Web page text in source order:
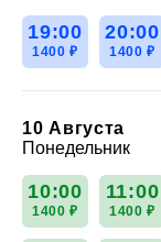
19:00
1400 ₽
20:00
1400 ₽
10 Августа
Понедельник
10:00
1400 ₽
11:00
1400 ₽